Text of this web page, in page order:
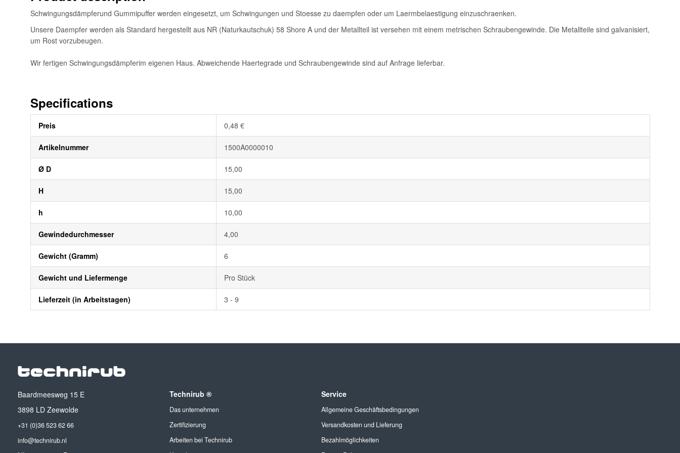
Schwingungsdämpferund Gummipuffer werden eingesetzt, um Schwingungen und Stoesse zu daempfen oder um Laermbelaestigung einzuschraenken.
Unsere Daempfer werden als Standard hergestellt aus NR (Naturkautschuk) 58 Shore A und der Metallteil ist versehen mit einem metrischen Schraubengewinde. Die Metallteile sind galvanisiert,
um Rost vorzubeugen.
Wir fertigen Schwingungsdämpferim eigenen Haus. Abweichende Haertegrade und Schraubengewinde sind auf Anfrage lieferbar.
Specifications
Informationen
Preis 0,48 €
Artikelnummer 1500A0000010
Ø D 15,00
H 15,00
h 10,00
Gewindedurchmesser 4,00
Gewicht (Gramm) 6
Gewicht und Liefermenge Pro Stück
Lieferzeit (in Arbeitstagen) 3 - 9
Baardmeesweg 15 E
3898 LD Zeewolde
+31 (0)36 523 62 66
info@technirub.nl
Technirub ®
Das unternehmen
Zertifizierung
Arbeiten bei Technirub
Service
Allgemeine Geschäftsbedingungen
Versandkosten und Lieferung
Bezahlmöglichkeiten